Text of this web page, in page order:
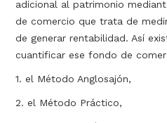
adicional al patrimonio
de comercio que trata de
de generar rentabilidad. Así
cuantificar ese fondo de
1. el Método Anglosajón,
2. el Método Práctico,